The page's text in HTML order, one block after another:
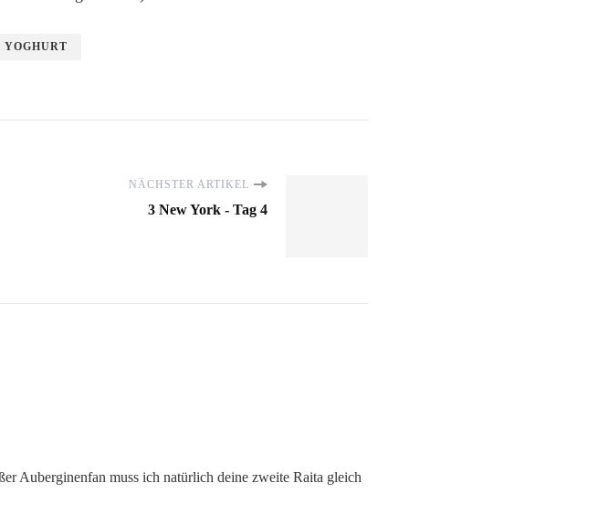
YOGHURT
NÄCHSTER ARTIKEL
3 New York - Tag 4
Auberginenfan muss ich natürlich deine zweite Raita gleich